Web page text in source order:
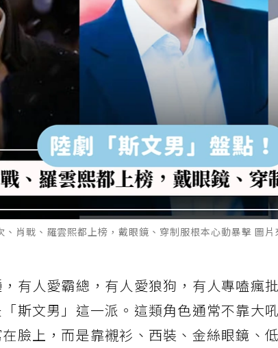
、肖戰、羅雲熙都上榜，戴眼鏡、穿制服根本心動暴擊 圖片
有人愛霸總，有人愛狼狗，有人專嗑瘋
斯文男」這一派。這類角色通常不靠大
臉上，而是靠襯衫、西裝、金絲眼鏡、